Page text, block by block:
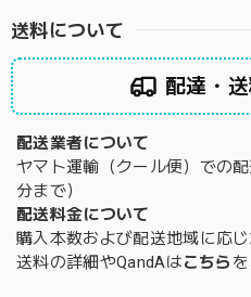
送料について
配達・
配送業者について
ヤマト運輸（クール便）での
分まで）
配送料金について
購入本数および配送地域に応
送料の詳細やQandAはこちら